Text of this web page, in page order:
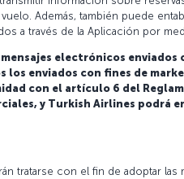
Además, también puede
a través de la Aplicación por
electrónicos
los enviados con fines de
con el artículo 6 del
y Turkish Airlines podrá
tratarse con el fin de adoptar las